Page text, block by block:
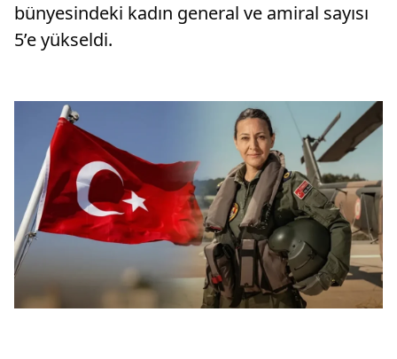
bünyesindeki kadın general ve amiral sayısı
5’e yükseldi.